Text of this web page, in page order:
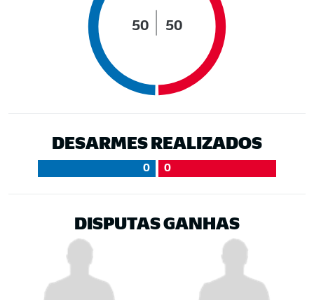
50 50
DESARMES REALIZADOS
0 0
DISPUTAS GANHAS